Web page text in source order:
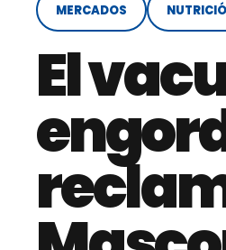
MERCADOS
El